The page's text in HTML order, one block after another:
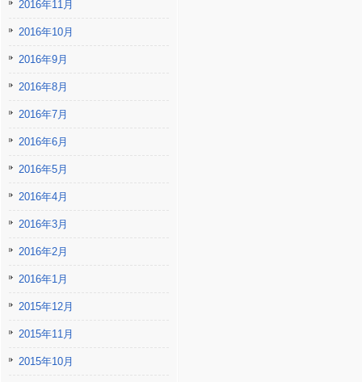
2016年11月
2016年10月
2016年9月
2016年8月
2016年7月
2016年6月
2016年5月
2016年4月
2016年3月
2016年2月
2016年1月
2015年12月
2015年11月
2015年10月